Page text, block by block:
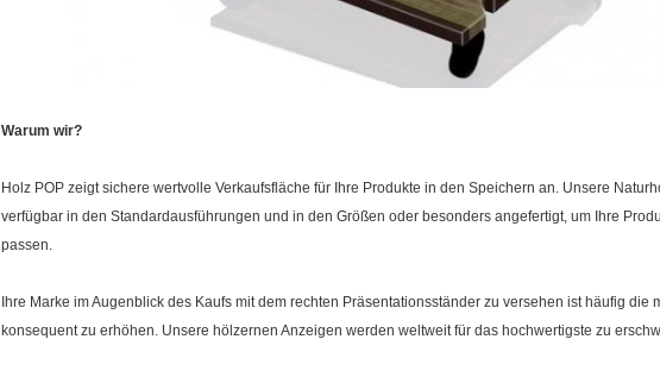
Warum wir?
Holz POP zeigt sichere wertvolle Verkaufsfläche für Ihre Produkte in den Speichern an. Unsere
verfügbar in den Standardausführungen und in den Größen oder besonders angefertigt, um Ihre
passen.
Ihre Marke im Augenblick des Kaufs mit dem rechten Präsentationsständer zu versehen ist häufig die
konsequent zu erhöhen. Unsere hölzernen Anzeigen werden weltweit für das hochwertigste zu